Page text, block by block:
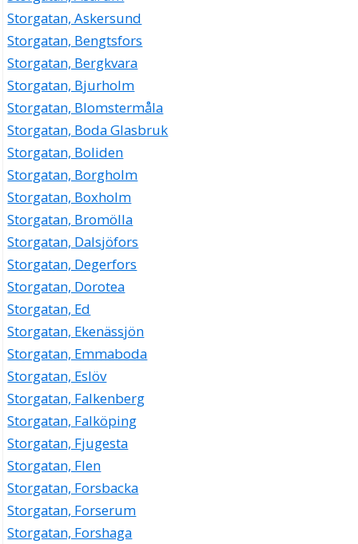
Storgatan, Askersund
Storgatan, Bengtsfors
Storgatan, Bergkvara
Storgatan, Bjurholm
Storgatan, Blomstermåla
Storgatan, Boda Glasbruk
Storgatan, Boliden
Storgatan, Borgholm
Storgatan, Boxholm
Storgatan, Bromölla
Storgatan, Dalsjöfors
Storgatan, Degerfors
Storgatan, Dorotea
Storgatan, Ed
Storgatan, Ekenässjön
Storgatan, Emmaboda
Storgatan, Eslöv
Storgatan, Falkenberg
Storgatan, Falköping
Storgatan, Fjugesta
Storgatan, Flen
Storgatan, Forsbacka
Storgatan, Forserum
Storgatan, Forshaga